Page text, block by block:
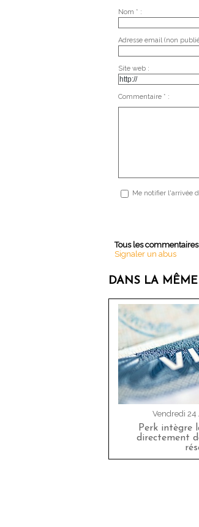
Nom * :
Adresse email (non
Site web :
Commentaire * :
Me notifier l'arrivée
Tous les
Signaler un abus
DANS LA
Vendredi 24
Perk intègre
directement